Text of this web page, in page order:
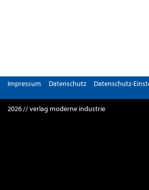
Impressum Datenschutz Datenschutz-
2026 // verlag moderne industrie